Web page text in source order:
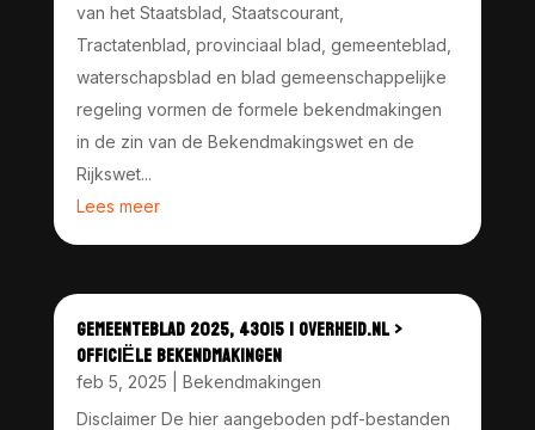
van het Staatsblad, Staatscourant,
Tractatenblad, provinciaal blad, gemeenteblad,
waterschapsblad en blad gemeenschappelijke
regeling vormen de formele bekendmakingen
in de zin van de Bekendmakingswet en de
Rijkswet...
Lees meer
GEMEENTEBLAD 2025, 43015 | OVERHEID.NL >
OFFICIËLE BEKENDMAKINGEN
feb 5, 2025
Bekendmakingen
Disclaimer De hier aangeboden pdf-bestanden